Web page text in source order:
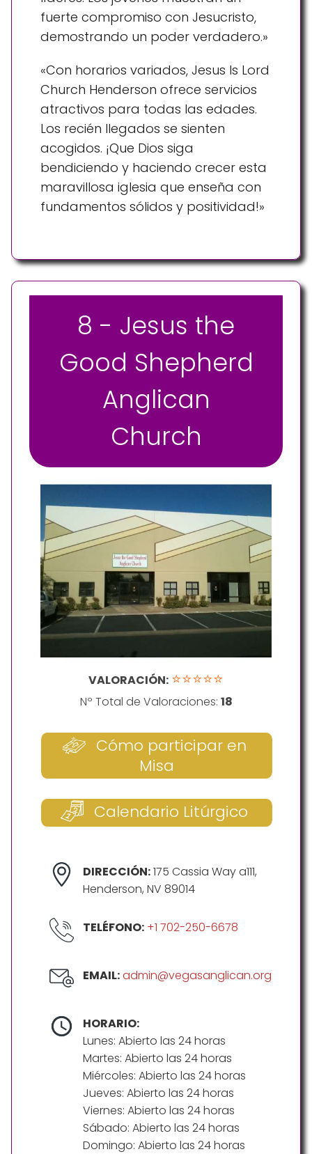
fuerte compromiso con Jesucristo,
demostrando un poder verdadero.»
«Con horarios variados, Jesus Is Lord
Church Henderson ofrece servicios
atractivos para todas las edades.
Los recién llegados se sienten
acogidos. ¡Que Dios siga
bendiciendo y haciendo crecer esta
maravillosa iglesia que enseña con
fundamentos sólidos y positividad!»
8 - Jesus the
Good Shepherd
Anglican
Church
VALORACIÓN: ⭐⭐⭐⭐⭐
Nº Total de Valoraciones: 18
Cómo participar en
Misa
Calendario Litúrgico
DIRECCIÓN:175 Cassia Way a111,
Henderson, NV 89014
TELÉFONO: +1 702-250-6678
EMAIL:admin@vegasanglican.org
HORARIO:
Lunes: Abierto las 24 horas
Martes: Abierto las 24 horas
Miércoles: Abierto las 24 horas
Jueves: Abierto las 24 horas
Viernes: Abierto las 24 horas
Sábado: Abierto las 24 horas
Domingo: Abierto las 24 horas